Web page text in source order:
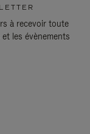
à recevoir toute
les évènements